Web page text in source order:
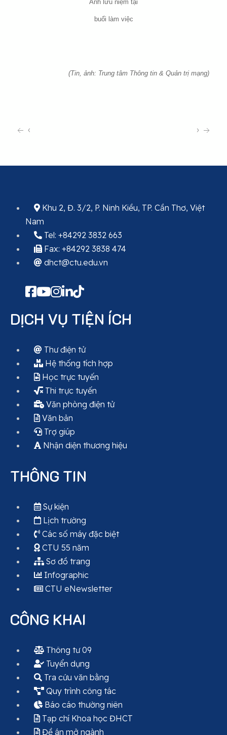
Ảnh lưu niệm tại
buổi làm việc
(Tin, ảnh: Trung tâm Thông tin & Quản trị mạng)
‹ ›
Khu 2, Đ. 3/2, P. Ninh Kiều, TP. Cần Thơ, Việt
Nam
Tel: +84292 3832 663
Fax: +84292 3838 474
dhct@ctu.edu.vn
DỊCH VỤ TIỆN ÍCH
Thư điện tử
Hệ thống tích hợp
Học trực tuyến
Thi trực tuyến
Văn phòng điện tử
Văn bản
Trợ giúp
Nhận diện thương hiệu
THÔNG TIN
Sự kiện
Lịch trường
Các số máy đặc biệt
CTU 55 năm
Sơ đồ trang
Infographic
CTU eNewsletter
CÔNG KHAI
Thông tư 09
Tuyển dụng
Tra cứu văn bằng
Quy trình công tác
Báo cáo thường niên
Tạp chí Khoa học ĐHCT
Đề án mở ngành